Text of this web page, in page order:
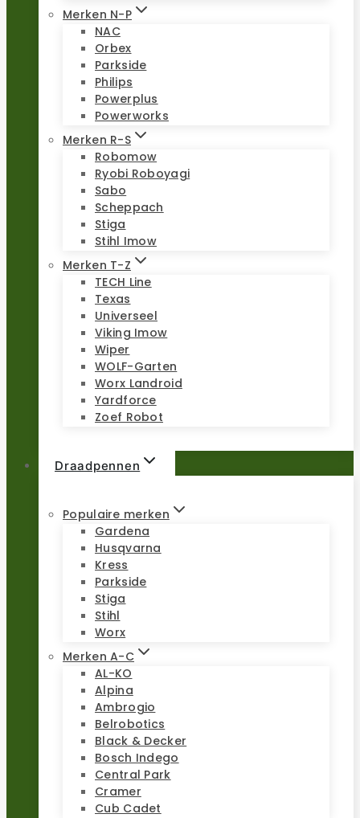
Merken N-P
NAC
Orbex
Parkside
Philips
Powerplus
Powerworks
Merken R-S
Robomow
Ryobi Roboyagi
Sabo
Scheppach
Stiga
Stihl Imow
Merken T-Z
TECH Line
Texas
Universeel
Viking Imow
Wiper
WOLF-Garten
Worx Landroid
Yardforce
Zoef Robot
Draadpennen
Populaire merken
Gardena
Husqvarna
Kress
Parkside
Stiga
Stihl
Worx
Merken A-C
AL-KO
Alpina
Ambrogio
Belrobotics
Black & Decker
Bosch Indego
Central Park
Cramer
Cub Cadet